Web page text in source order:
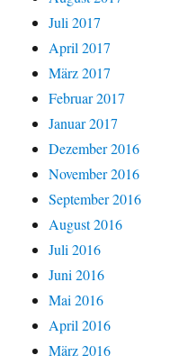
Juli 2017
April 2017
März 2017
Februar 2017
Januar 2017
Dezember 2016
November 2016
September 2016
August 2016
Juli 2016
Juni 2016
Mai 2016
April 2016
März 2016